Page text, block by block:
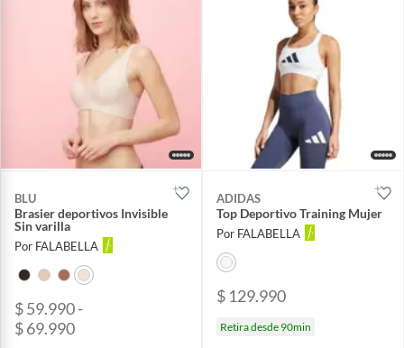
BLU
Brasier deportivos Invisible
Sin varilla
Por FALABELLA
$ 59.990 -
$ 69.990
ADIDAS
Top Deportivo Training Mujer
Por FALABELLA
$ 129.990
Retira desde 90min